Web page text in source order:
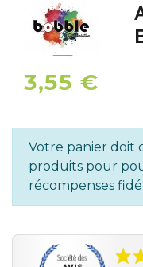
3,55 €
Votre panier doit
produits pour
récompenses